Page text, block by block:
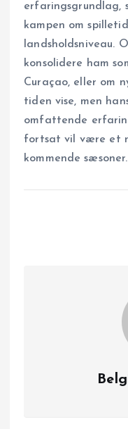
erfaringsgrundlag,
kampen om
landsholdsniveau.
konsolidere ham
Curaçao, eller om
tiden vise, men
omfattende
fortsat vil være et
kommende sæsoner.